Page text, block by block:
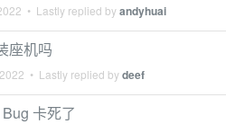
• Lastly replied byandyhuai
座机吗
• Lastly replied bydeef
卡死了